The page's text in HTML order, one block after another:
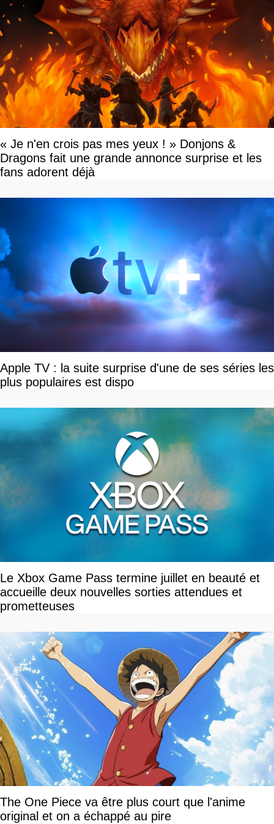
« Je n'en crois pas mes yeux ! » Donjons &
Dragons fait une grande annonce surprise et les
fans adorent déjà
Apple TV : la suite surprise d'une de ses séries les
plus populaires est dispo
Le Xbox Game Pass termine juillet en beauté et
accueille deux nouvelles sorties attendues et
prometteuses
The One Piece va être plus court que l'anime
original et on a échappé au pire